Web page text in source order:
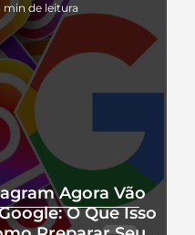
Agora Vão
O Que Isso
min de leitura